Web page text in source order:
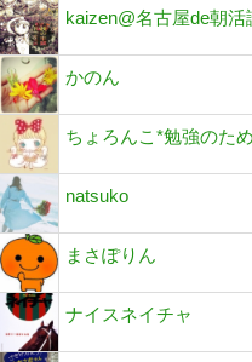
kaizen@名古屋de朝活
かのん
ちょろんこ*勉強のた
natsuko
まさぽりん
ナイスネイチャ